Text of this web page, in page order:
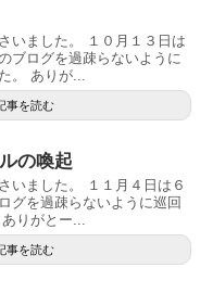
いました。 １０月１３日は
ブログを過疎らないように
。 ありが...
事を読む
の喚起
いました。 １１月４日は６
グを過疎らないように巡回
りがとー...
事を読む